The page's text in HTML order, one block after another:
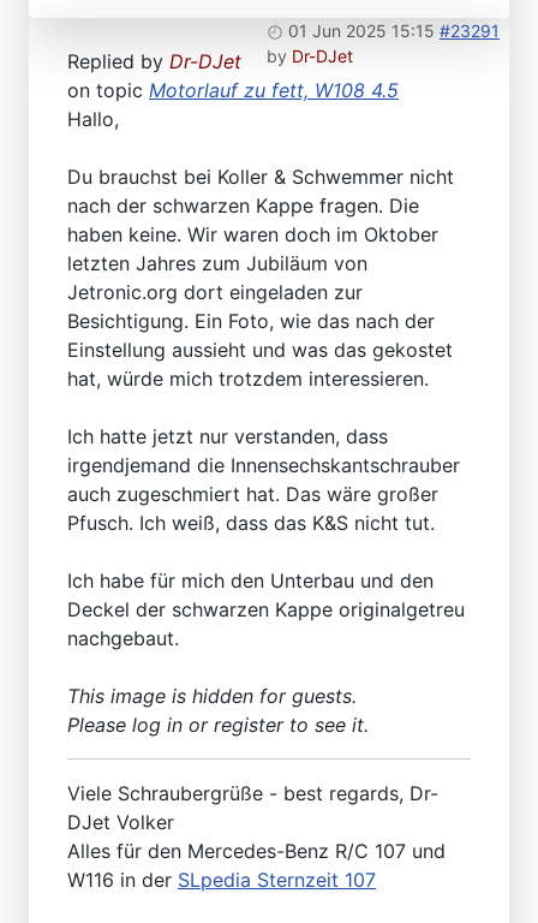
01 Jun 2025 15:15 #23291
by Dr-DJet
Replied by Dr-DJet
on topic Motorlauf zu fett, W108 4.5
Hallo,
Du brauchst bei Koller & Schwemmer nicht
nach der schwarzen Kappe fragen. Die
haben keine. Wir waren doch im Oktober
letzten Jahres zum Jubiläum von
Jetronic.org dort eingeladen zur
Besichtigung. Ein Foto, wie das nach der
Einstellung aussieht und was das gekostet
hat, würde mich trotzdem interessieren.
Ich hatte jetzt nur verstanden, dass
irgendjemand die Innensechskantschrauber
auch zugeschmiert hat. Das wäre großer
Pfusch. Ich weiß, dass das K&S nicht tut.
Ich habe für mich den Unterbau und den
Deckel der schwarzen Kappe originalgetreu
nachgebaut.
This image is hidden for guests.
Please log in or register to see it.
Viele Schraubergrüße - best regards, Dr-
DJet Volker
Alles für den Mercedes-Benz R/C 107 und
W116 in der SLpedia Sternzeit 107